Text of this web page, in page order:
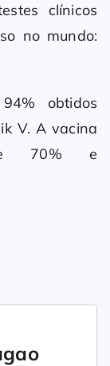
clínicos
no mundo:
obtidos
V. A vacina
70% e